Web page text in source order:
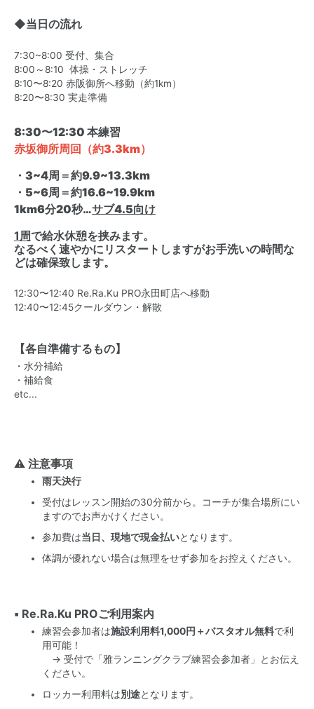
◆当日の流れ
7:30~8:00 受付、集合
8:00～8:10 体操・ストレッチ
8:10〜8:20 赤阪御所へ移動（約1km）
8:20〜8:30 実走準備
8:30〜12:30 本練習
赤坂御所周回（約3.3km）
・3~4周＝約9.9~13.3km
・5~6周＝約16.6~19.9km
1km6分20秒…サブ4.5向け
1周で給水休憩を挟みます。
なるべく速やかにリスタートしますがお手洗いの時間な
どは確保致します。
12:30〜12:40 Re.Ra.Ku PRO永田町店へ移動
12:40〜12:45クールダウン・解散
【各自準備するもの】
・水分補給
・補給食
etc...
⚠️ 注意事項
雨天決行
受付はレッスン開始の30分前から。コーチが集合場所にい
ますのでお声かけください。
参加費は当日、現地で現金払いとなります。
体調が優れない場合は無理をせず参加をお控えください。
▪️ Re.Ra.Ku PROご利用案内
練習会参加者は施設利用料1,000円＋バスタオル無料で利
用可能！
→ 受付で「雅ランニングクラブ練習会参加者」とお伝え
ください。
ロッカー利用料は別途となります。